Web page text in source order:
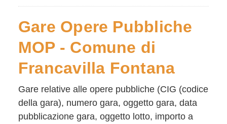
Gare Opere Pubbliche
MOP - Comune di
Francavilla Fontana
Gare relative alle opere pubbliche (CIG (codice
della gara), numero gara, oggetto gara, data
pubblicazione gara, oggetto lotto, importo a